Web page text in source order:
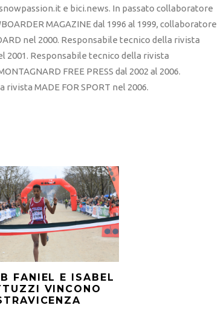
e bici.news. In passato collaboratore
MAGAZINE dal 1996 al 1999, collaboratore
nel 2000. Responsabile tecnico della rivista
2001. Responsabile tecnico della rivista
FREE PRESS dal 2002 al 2006.
MADE FOR SPORT nel 2006.
FANIEL E ISABEL
VINCONO